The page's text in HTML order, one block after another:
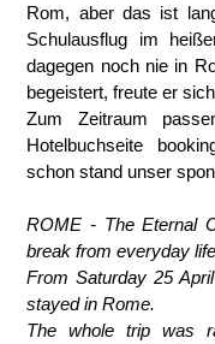
Rom, aber das ist
Schulausflug im
dagegen noch nie in
begeistert, freute er
Zum Zeitraum
Hotelbuchseite
schon stand unser
ROME - The Eternal
break from everyday
From Saturday 25
stayed in Rome.
The whole trip was